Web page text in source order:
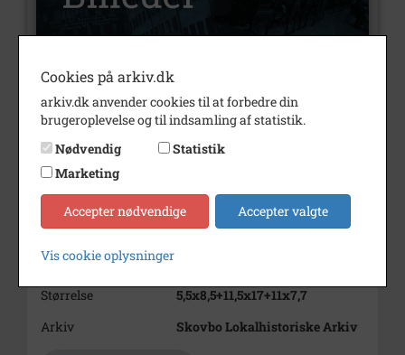
Nummer
Type
Billeder
Beskrivelse
Originalfotos fra diverse
Periode
1930 - 1960
Dateringsnote
1930
Fotograf
Størrelse
5,5x8,5+11,5x17+11x7,7
Arkiv
Skovbo Lokalhistoriske Arkiv
Cookies på arkiv.dk
arkiv.dk anvender cookies til at forbedre din
brugeroplevelse og til indsamling af statistik.
Nødvendig
Statistik
Marketing
Accepter nødvendige Accepter valgte
Vis cookie oplysninger